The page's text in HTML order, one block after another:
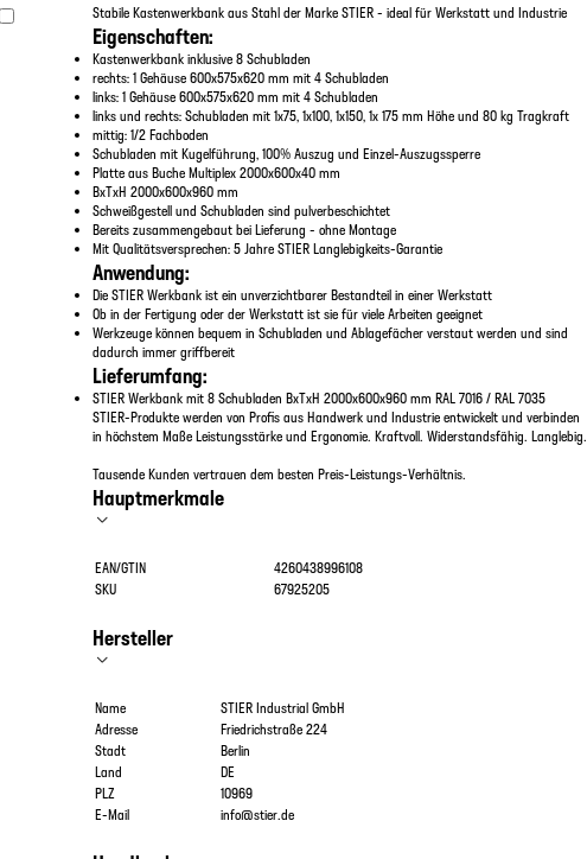
Stabile Kastenwerkbank aus Stahl der Marke STIER - ideal für Werkstatt und Industrie
Eigenschaften:
Kastenwerkbank inklusive 8 Schubladen
rechts: 1 Gehäuse 600x575x620 mm mit 4 Schubladen
links: 1 Gehäuse 600x575x620 mm mit 4 Schubladen
links und rechts: Schubladen mit 1x75, 1x100, 1x150, 1x 175 mm Höhe und 80 kg Tragkraft
mittig: 1/2 Fachboden
Schubladen mit Kugelführung, 100% Auszug und Einzel-Auszugssperre
Platte aus Buche Multiplex 2000x600x40 mm
BxTxH 2000x600x960 mm
Schweißgestell und Schubladen sind pulverbeschichtet
Bereits zusammengebaut bei Lieferung - ohne Montage
Mit Qualitätsversprechen: 5 Jahre STIER Langlebigkeits-Garantie
Anwendung:
Die STIER Werkbank ist ein unverzichtbarer Bestandteil in einer Werkstatt
Ob in der Fertigung oder der Werkstatt ist sie für viele Arbeiten geeignet
Werkzeuge können bequem in Schubladen und Ablagefächer verstaut werden und sind
dadurch immer griffbereit
Lieferumfang:
STIER Werkbank mit 8 Schubladen BxTxH 2000x600x960 mm RAL 7016 / RAL 7035
STIER-Produkte werden von Profis aus Handwerk und Industrie entwickelt und verbinden
in höchstem Maße Leistungsstärke und Ergonomie. Kraftvoll. Widerstandsfähig. Langlebig.
Tausende Kunden vertrauen dem besten Preis-Leistungs-Verhältnis.
Hauptmerkmale
EAN/GTIN
4260438996108
SKU
67925205
Hersteller
Name
STIER Industrial GmbH
Adresse
Friedrichstraße 224
Stadt
Berlin
Land
DE
PLZ
10969
E-Mail
info@stier.de